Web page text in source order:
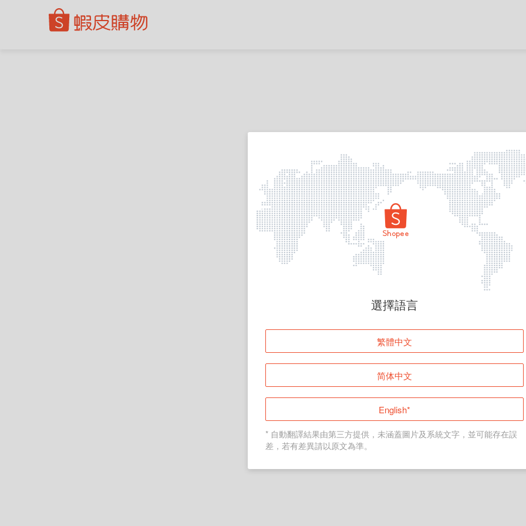
頁面無法顯示
登入
返回首頁
選擇語言
繁體中文
简体中文
English*
* 自動翻譯結果由第三方提供，未涵蓋圖片及系統文字，並可能存在誤
差，若有差異請以原文為準。